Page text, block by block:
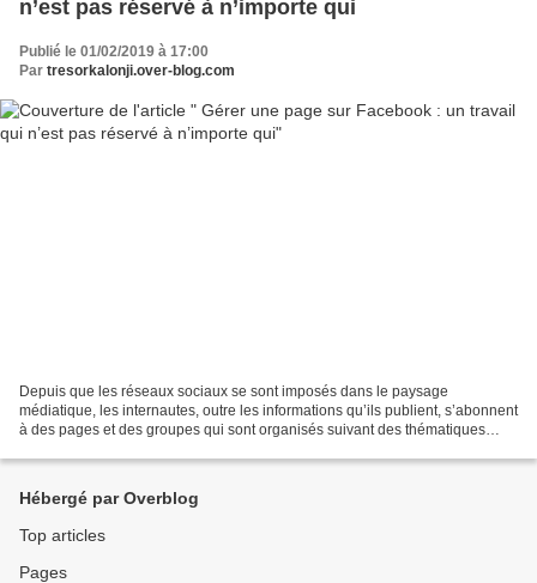
n’est pas réservé à n’importe qui
Publié le 01/02/2019 à 17:00
Par tresorkalonji.over-blog.com
Depuis que les réseaux sociaux se sont imposés dans le paysage
médiatique, les internautes, outre les informations qu’ils publient, s’abonnent
à des pages et des groupes qui sont organisés suivant des thématiques
Hébergé par Overblog
Top articles
Pages